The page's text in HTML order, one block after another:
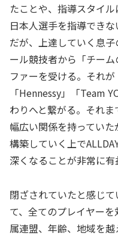
たことや、指導スタイル
日本人選手を指導でき
だが、上達していく息
ール競技者から「チー
ファーを受ける。それが
「Hennessy」「Team
わりへと繋がる。それ
幅広い関係を持ってい
構築していく上で
深くなることが非常に有
閉ざされていたと感じ
て、全てのプレイヤー
属連盟、年齢、地域を